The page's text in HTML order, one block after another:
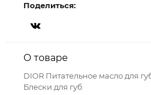
Поделиться:
О товаре
DIOR Питательное масло для
Блески для губ